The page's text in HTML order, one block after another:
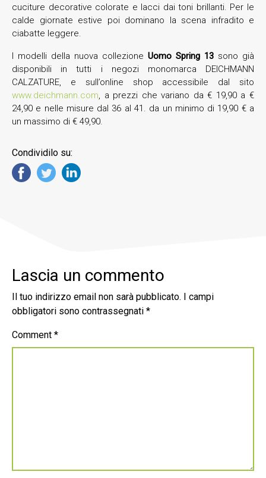
cuciture decorative colorate e lacci dai toni brillanti. Per le
calde giornate estive poi dominano la scena infradito e
ciabatte leggere.
I modelli della nuova collezione Uomo Spring 13 sono già
disponibili in tutti i negozi monomarca DEICHMANN
CALZATURE, e sull’online shop accessibile dal sito
www.deichmann.com, a prezzi che variano da € 19,90 a €
24,90 e nelle misure dal 36 al 41. da un minimo di 19,90 € a
un massimo di € 49,90.
Condividilo su:
Lascia un commento
Il tuo indirizzo email non sarà pubblicato.
I campi
obbligatori sono contrassegnati *
Comment *